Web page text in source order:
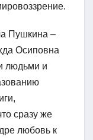
Пушкина –
Осиповна
людьми и
сразу же
любовь к